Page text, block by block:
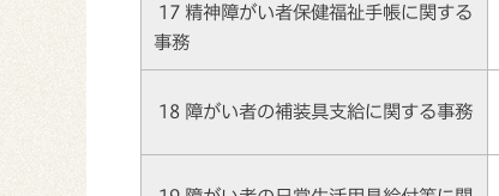
17 精神障がい者保健福祉手帳に関する
事務
18 障がい者の補装具支給に関する事務